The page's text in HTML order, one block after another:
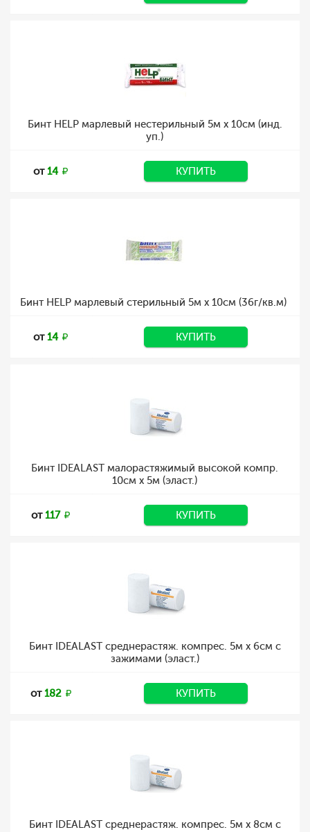
Бинт HELP марлевый нестерильный 5м х 10см (инд.
уп.)
от14 КУПИТЬ
Бинт HELP марлевый стерильный 5м х 10см (36г/кв.м)
от14 КУПИТЬ
Бинт IDEALAST малорастяжимый высокой компр.
10см х 5м (эласт.)
от117 КУПИТЬ
Бинт IDEALAST среднерастяж. компрес. 5м х 6см с
зажимами (эласт.)
от182 КУПИТЬ
Бинт IDEALAST среднерастяж. компрес. 5м х 8см с